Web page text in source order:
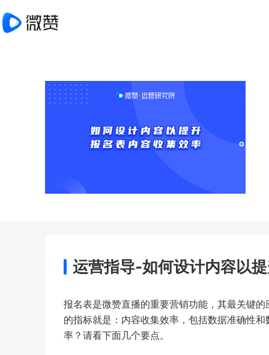
运营指导-如何设计内容以提升报名
报名表是微赞直播的重要营销功能，其最关键
的指标就是：内容收集效率，包括数据准确性
率？请看下面几个要点。